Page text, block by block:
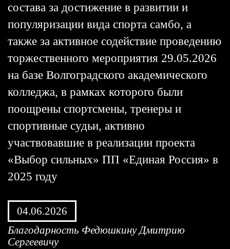
состава за достижение в развитии и
популяризации вида спорта самбо, а
также за активное содействие проведению
торжественного мероприятия 29.05.2026
на базе Волгоградского академического
колледжа, в рамках которого были
поощрены спортсмены, тренеры и
спортивные судьи, активно
участвовавшие в реализации проекта
«Выбор сильных» ПП «Единая Россия» в
2025 году
04.06.2026
Благодарность Федюшкину Дмитрию
Сергеевичу